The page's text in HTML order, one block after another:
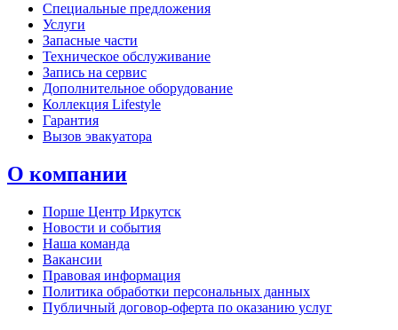
Специальные предложения
Услуги
Запасные части
Техническое обслуживание
Запись на сервис
Дополнительное оборудование
Коллекция Lifestyle
Гарантия
Вызов эвакуатора
О компании
Порше Центр Иркутск
Новости и события
Наша команда
Вакансии
Правовая информация
Политика обработки персональных данных
Публичный договор-оферта по оказанию услуг